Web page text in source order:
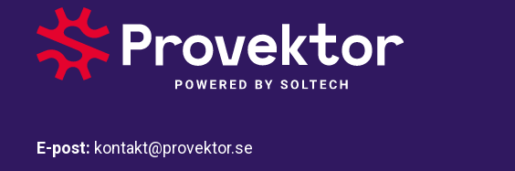
E-post: kontakt@provektor.se